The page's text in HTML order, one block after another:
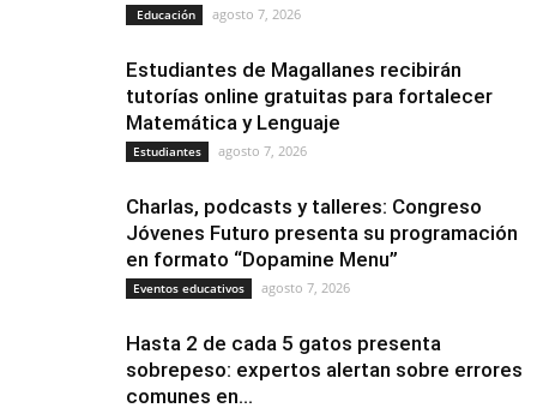
Educación agosto 7, 2026
Estudiantes de Magallanes recibirán
tutorías online gratuitas para fortalecer
Matemática y Lenguaje
Estudiantes agosto 7, 2026
Charlas, podcasts y talleres: Congreso
Jóvenes Futuro presenta su programación
en formato “Dopamine Menu”
Eventos educativos agosto 7, 2026
Hasta 2 de cada 5 gatos presenta
sobrepeso: expertos alertan sobre errores
comunes en...